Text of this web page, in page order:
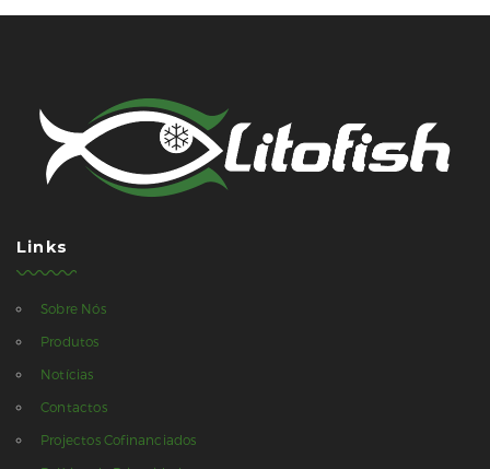
Links
Sobre Nós
Produtos
Notícias
Contactos
Projectos Cofinanciados